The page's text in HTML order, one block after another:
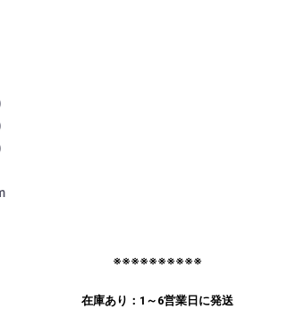
※※※※※※※※※※
在庫あり：1～6営業日に発送